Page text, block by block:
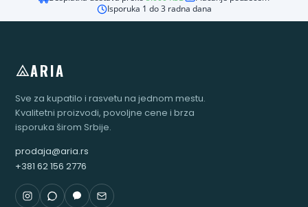
Isporuka 1 do 3 radna dana
ARIA
Sve za kupatilo i rasvetu na jednom mestu.
Kvalitetni proizvodi, povoljne cene i brza
isporuka širom Srbije.
prodaja@aria.rs
+381 62 156 2776